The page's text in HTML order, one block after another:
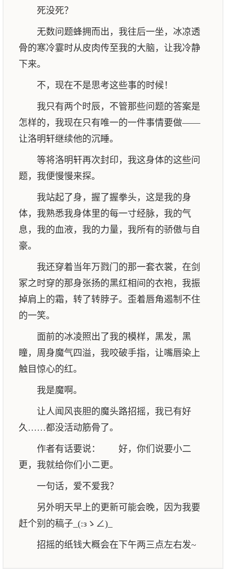
死没死？
无数问题蜂拥而出，我往后一坐，冰凉透
骨的寒冷霎时从皮肉传至我的大脑，让我冷静
下来。
不，现在不是思考这些事的时候！
我只有两个时辰，不管那些问题的答案是
怎样的，我现在只有唯一的一件事情要做——
让洛明轩继续他的沉睡。
等将洛明轩再次封印，我这身体的这些问
题，我便慢慢来探。
我站起了身，握了握拳头，这是我的身
体，我熟悉我身体里的每一寸经脉，我的气
息，我的血液，我的力量，我所有的骄傲与自
豪。
我还穿着当年万戮门的那一套衣裳，在剑
冢之时穿的那身张扬的黑红相间的衣袍，我振
掉肩上的霜，转了转脖子。歪着唇角遏制不住
的一笑。
面前的冰凌照出了我的模样，黑发，黑
瞳，周身魔气四溢，我咬破手指，让嘴唇染上
触目惊心的红。
我是魔啊。
让人闻风丧胆的魔头路招摇，我已有好
久……都没活动筋骨了。
作者有话要说： 好，你们说要小二
更，我就给你们小二更。
一句话，爱不爱我？
另外明天早上的更新可能会晚，因为我要
赶个别的稿子_(:зゝ∠)_
招摇的纸钱大概会在下午两三点左右发~